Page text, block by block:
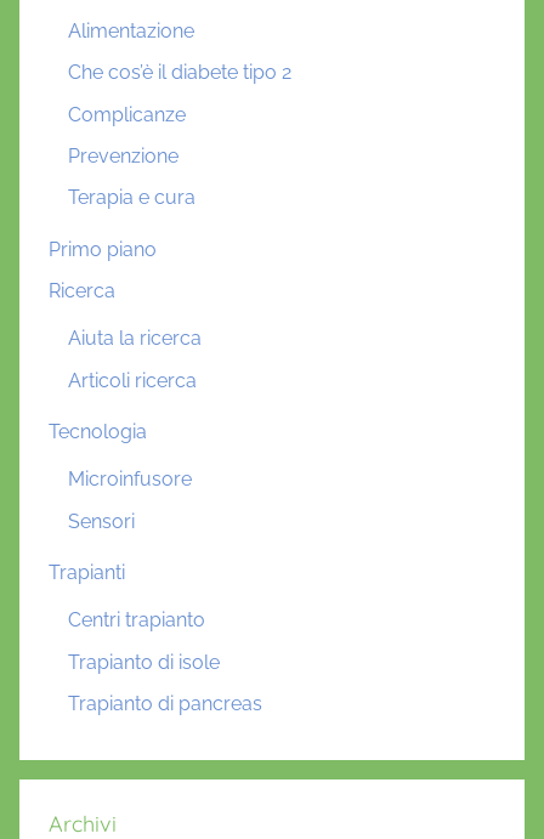
Alimentazione
Che cos’è il diabete tipo 2
Complicanze
Prevenzione
Terapia e cura
Primo piano
Ricerca
Aiuta la ricerca
Articoli ricerca
Tecnologia
Microinfusore
Sensori
Trapianti
Centri trapianto
Trapianto di isole
Trapianto di pancreas
Archivi